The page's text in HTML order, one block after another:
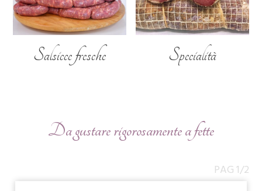
Salsicce fresche Specialità
Da gustare rigorosamente a fette
PAG 1/2